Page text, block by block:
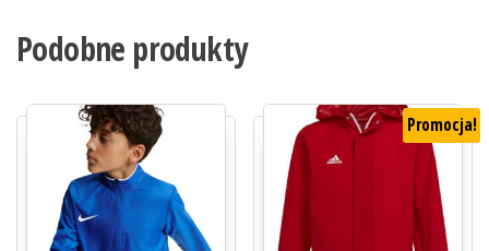
Podobne produkty
Promocja!